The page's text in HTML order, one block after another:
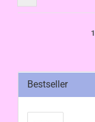
1
Bestseller